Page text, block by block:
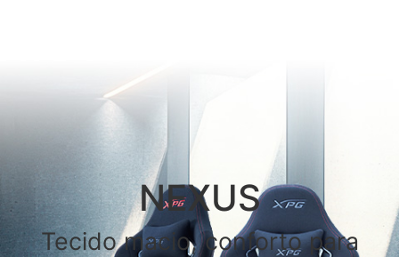
NEXUS
Tecido macio, conforto para